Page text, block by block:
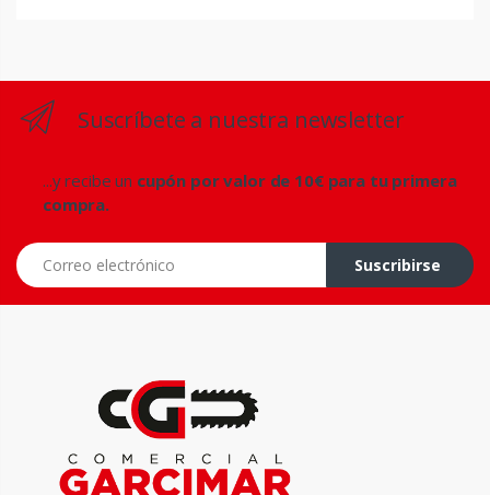
Suscríbete a nuestra newsletter
...y recibe un cupón por valor de 10€ para tu primera
compra.
Correo electrónico
Suscribirse